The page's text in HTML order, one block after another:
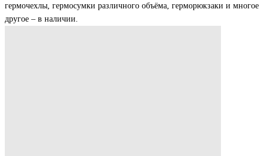
гермочехлы, гермосумки различного объёма, герморюкзаки и многое
другое – в наличии.